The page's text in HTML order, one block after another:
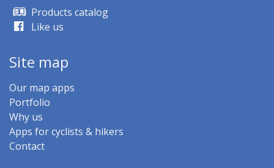
Products catalog
Like us
Site map
Our map apps
Portfolio
Why us
Apps for cyclists & hikers
Contact